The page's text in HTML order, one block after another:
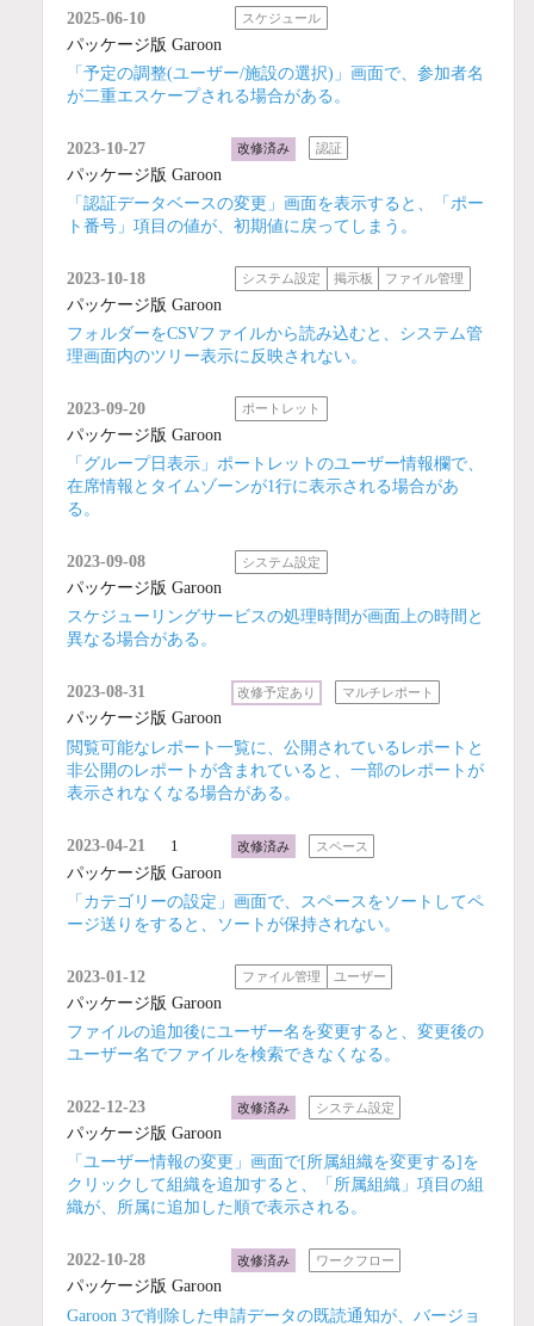
2025-06-10 スケジュール
パッケージ版 Garoon
「予定の調整(ユーザー/施設の選択)」画面で、参加者名
が二重エスケープされる場合がある。
2023-10-27 改修済み 認証
パッケージ版 Garoon
「認証データベースの変更」画面を表示すると、「ポー
ト番号」項目の値が、初期値に戻ってしまう。
2023-10-18 システム設定 掲示板 ファイル管理
パッケージ版 Garoon
フォルダーをCSVファイルから読み込むと、システム管
理画面内のツリー表示に反映されない。
2023-09-20 ポートレット
パッケージ版 Garoon
「グループ日表示」ポートレットのユーザー情報欄で、
在席情報とタイムゾーンが1行に表示される場合があ
る。
2023-09-08 システム設定
パッケージ版 Garoon
スケジューリングサービスの処理時間が画面上の時間と
異なる場合がある。
2023-08-31 改修予定あり マルチレポート
パッケージ版 Garoon
閲覧可能なレポート一覧に、公開されているレポートと
非公開のレポートが含まれていると、一部のレポートが
表示されなくなる場合がある。
2023-04-21 1 改修済み スペース
パッケージ版 Garoon
「カテゴリーの設定」画面で、スペースをソートしてペ
ージ送りをすると、ソートが保持されない。
2023-01-12 ファイル管理 ユーザー
パッケージ版 Garoon
ファイルの追加後にユーザー名を変更すると、変更後の
ユーザー名でファイルを検索できなくなる。
2022-12-23 改修済み システム設定
パッケージ版 Garoon
「ユーザー情報の変更」画面で[所属組織を変更する]を
クリックして組織を追加すると、「所属組織」項目の組
織が、所属に追加した順で表示される。
2022-10-28 改修済み ワークフロー
パッケージ版 Garoon
Garoon 3で削除した申請データの既読通知が、バージョ